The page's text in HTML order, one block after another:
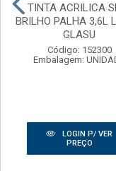
TINTA ACRILICA
BRILHO PALHA 3,6L
GLASU
Código: 152300
Embalagem:
LOGIN P/ VER
PREÇO